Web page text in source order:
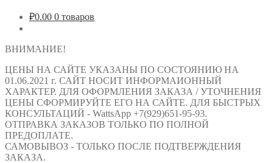
₽0.00 0 товаров
ВНИМАНИЕ!
ЦЕНЫ НА САЙТЕ УКАЗАНЫ ПО СОСТОЯНИЮ НА
01.06.2021 г. САЙТ НОСИТ ИНФОРМАИОННЫЙ
ХАРАКТЕР. ДЛЯ ОФОРМЛЕНИЯ ЗАКАЗА / УТОЧНЕНИЯ
ЦЕНЫ СФОРМИРУЙТЕ ЕГО НА САЙТЕ. ДЛЯ БЫСТРЫХ
КОНСУЛЬТАЦИЙ - WattsApp +7(929)651-95-93.
ОТПРАВКА ЗАКАЗОВ ТОЛЬКО ПО ПОЛНОЙ
ПРЕДОПЛАТЕ.
САМОВЫВОЗ - ТОЛЬКО ПОСЛЕ ПОДТВЕРЖДЕНИЯ
ЗАКАЗА.